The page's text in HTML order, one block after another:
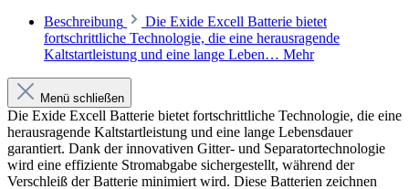
Beschreibung
Die Exide Excell Batterie bietet
fortschrittliche Technologie, die eine herausragende
Kaltstartleistung und eine lange Leben… Mehr
Menü schließen
Die Exide Excell Batterie bietet fortschrittliche Technologie, die eine
herausragende Kaltstartleistung und eine lange Lebensdauer
garantiert. Dank der innovativen Gitter- und Separatortechnologie
wird eine effiziente Stromabgabe sichergestellt, während der
Verschleiß der Batterie minimiert wird. Diese Batterien zeichnen